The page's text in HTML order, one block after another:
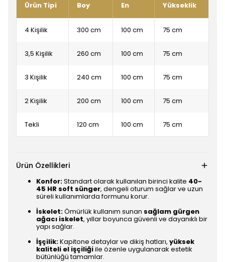
Ürün Tipi Boy En Yükseklik
4 Kişilik 300 cm 100 cm 75 cm
3,5 Kişilik 260 cm 100 cm 75 cm
3 Kişilik 240 cm 100 cm 75 cm
2 Kişilik 200 cm 100 cm 75 cm
Tekli 120 cm 100 cm 75 cm
Ürün Özellikleri
Konfor:Standart olarak kullanılan birinci kalite 40-
45 HR soft sünger, dengeli oturum sağlar ve uzun
süreli kullanımlarda formunu korur.
İskelet:Ömürlük kullanım sunan sağlam gürgen
ağacı iskelet, yıllar boyunca güvenli ve dayanıklı bir
yapı sağlar.
İşçilik:Kapitone detaylar ve dikiş hatları, yüksek
kaliteli el işçiliğiile özenle uygulanarak estetik
bütünlüğü tamamlar.